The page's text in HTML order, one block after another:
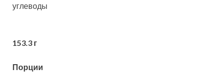
углеводы
153.3 г
Порции